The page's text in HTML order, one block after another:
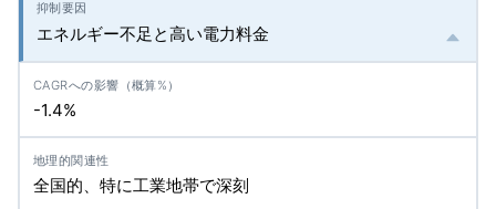
エネルギー不足と高い電力料金
-1.4%
全国的、特に工業地帯で深刻